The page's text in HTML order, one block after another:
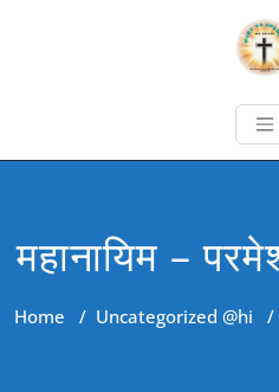
महानायिम –
Home / Uncategorized @hi